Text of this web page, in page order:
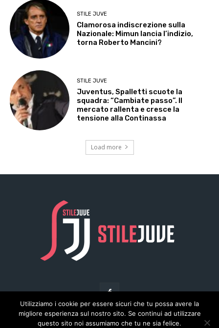
Utilizziamo i cookie per essere sicuri che tu possa avere la
migliore esperienza sul nostro sito. Se continui ad utilizzare
questo sito noi assumiamo che tu ne sia felice.